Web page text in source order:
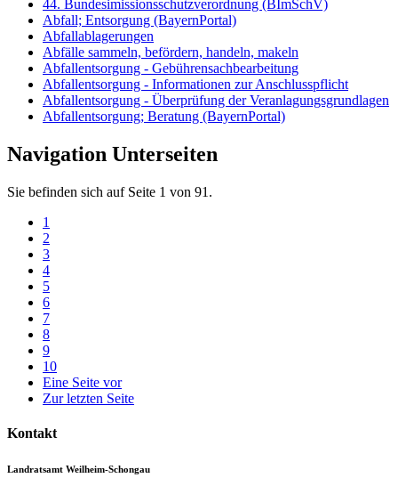
44. Bundesimissionsschutzverordnung (BImSchV)
Abfall; Entsorgung (BayernPortal)
Abfallablagerungen
Abfälle sammeln, befördern, handeln, makeln
Abfallentsorgung - Gebührensachbearbeitung
Abfallentsorgung - Informationen zur Anschlusspflicht
Abfallentsorgung - Überprüfung der Veranlagungsgrundlagen
Abfallentsorgung; Beratung (BayernPortal)
Navigation Unterseiten
Sie befinden sich auf Seite 1 von 91.
1
2
3
4
5
6
7
8
9
10
Eine Seite vor
Zur letzten Seite
Kontakt
Landratsamt Weilheim-Schongau